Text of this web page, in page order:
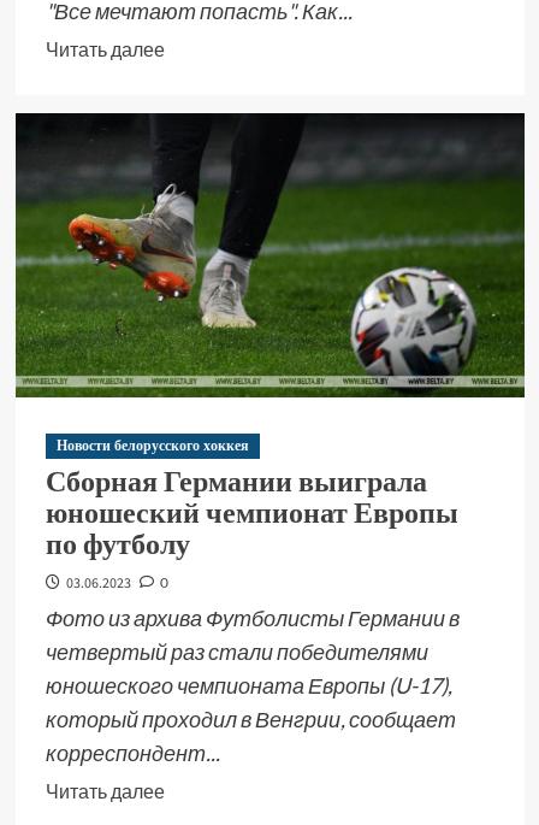
"Все мечтают попасть". Как...
Читать далее
Новости белорусского хоккея
Сборная Германии выиграла
юношеский чемпионат Европы
по футболу
03.06.2023 0
Фото из архива Футболисты Германии в
четвертый раз стали победителями
юношеского чемпионата Европы (U-17),
который проходил в Венгрии, сообщает
корреспондент...
Читать далее